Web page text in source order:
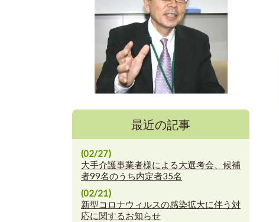
最近の記事
(02/27)
大手介護事業者様による大選考会、候補
者99名のうち内定者35名
(02/21)
新型コロナウィルスの感染拡大に伴う対
応に関するお知らせ